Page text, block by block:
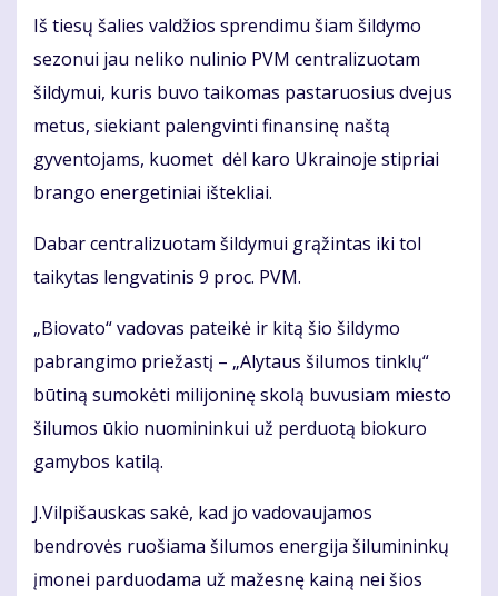
Iš tiesų šalies valdžios sprendimu šiam šildymo
sezonui jau neliko nulinio PVM centralizuotam
šildymui, kuris buvo taikomas pastaruosius dvejus
metus, siekiant palengvinti finansinę naštą
gyventojams, kuomet dėl karo Ukrainoje stipriai
brango energetiniai ištekliai.
Dabar centralizuotam šildymui grąžintas iki tol
taikytas lengvatinis 9 proc. PVM.
„Biovato“ vadovas pateikė ir kitą šio šildymo
pabrangimo priežastį – „Alytaus šilumos tinklų“
būtiną sumokėti milijoninę skolą buvusiam miesto
šilumos ūkio nuomininkui už perduotą biokuro
gamybos katilą.
J.Vilpišauskas sakė, kad jo vadovaujamos
bendrovės ruošiama šilumos energija šilumininkų
įmonei parduodama už mažesnę kainą nei šios